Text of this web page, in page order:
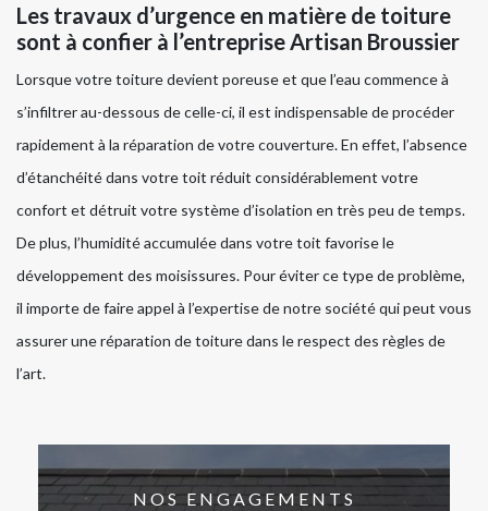
Les travaux d’urgence en matière de toiture
sont à confier à l’entreprise Artisan Broussier
Lorsque votre toiture devient poreuse et que l’eau commence à
s’infiltrer au-dessous de celle-ci, il est indispensable de procéder
rapidement à la réparation de votre couverture. En effet, l’absence
d’étanchéité dans votre toit réduit considérablement votre
confort et détruit votre système d’isolation en très peu de temps.
De plus, l’humidité accumulée dans votre toit favorise le
développement des moisissures. Pour éviter ce type de problème,
il importe de faire appel à l’expertise de notre société qui peut vous
assurer une réparation de toiture dans le respect des règles de
l’art.
NOS ENGAGEMENTS